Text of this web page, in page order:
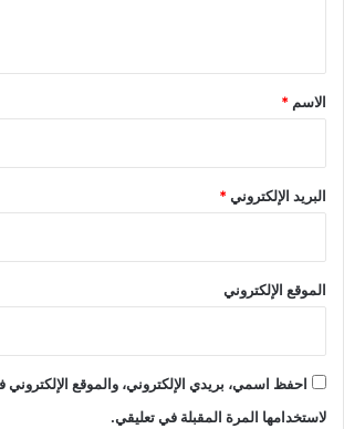
*
الاسم *
البريد الإلكتروني*
الموقع الإلكتروني
احفظ اسمي، بريدي الإلكتروني، والموقع
لاستخدامها المرة المقبلة في تعليقي.